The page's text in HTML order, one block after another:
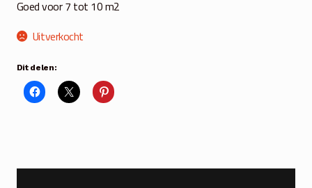
Goed voor 7 tot 10 m2
Uitverkocht
Dit delen: